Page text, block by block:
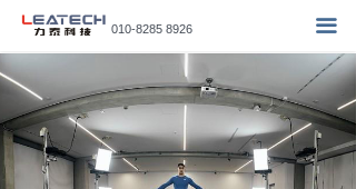
끀
首页
产品中心
数据&服务
客户案例
010-8285 8926
人体扫描仪 >>